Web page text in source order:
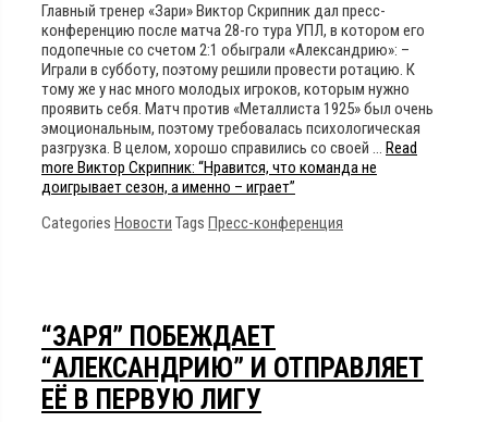
Главный тренер «Зари» Виктор Скрипник дал пресс-
конференцию после матча 28-го тура УПЛ, в котором его
подопечные со счетом 2:1 обыграли «Александрию»: –
Играли в субботу, поэтому решили провести ротацию. К
тому же у нас много молодых игроков, которым нужно
проявить себя. Матч против «Металлиста 1925» был очень
эмоциональным, поэтому требовалась психологическая
разгрузка. В целом, хорошо справились со своей … Read
more Виктор Скрипник: “Нравится, что команда не
доигрывает сезон, а именно – играет”
Categories Новости Tags Пресс-конференция
“ЗАРЯ” ПОБЕЖДАЕТ
“АЛЕКСАНДРИЮ” И ОТПРАВЛЯЕТ
ЕЁ В ПЕРВУЮ ЛИГУ